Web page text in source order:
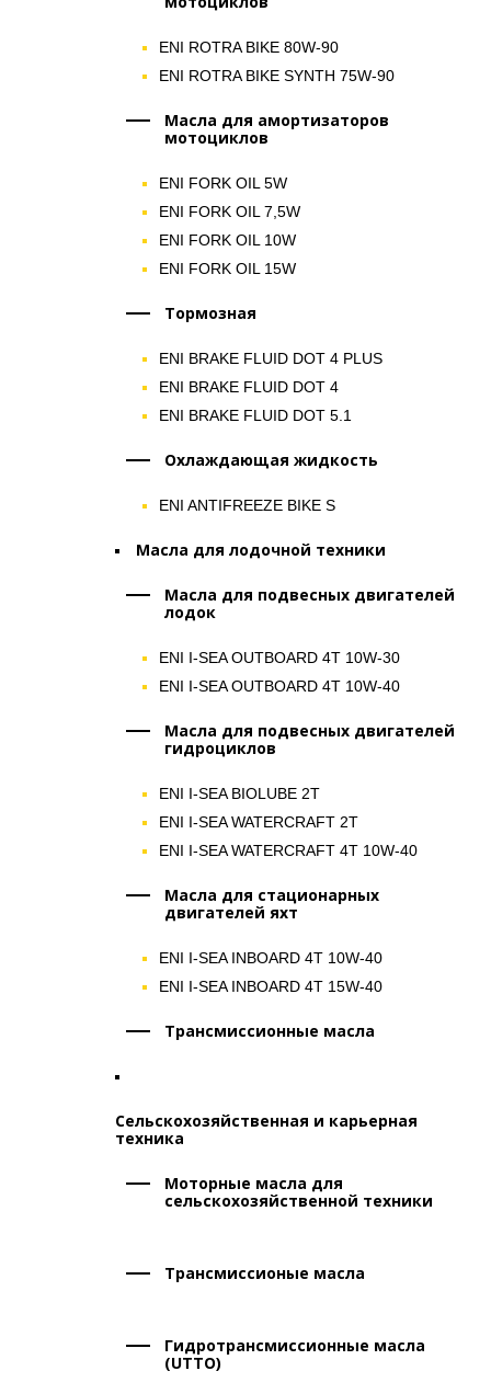
ENI ROTRA BIKE 80W-90
ENI ROTRA BIKE SYNTH 75W-90
Масла для амортизаторов
мотоциклов
ENI FORK OIL 5W
ENI FORK OIL 7,5W
ENI FORK OIL 10W
ENI FORK OIL 15W
Тормозная
ENI BRAKE FLUID DOT 4 PLUS
ENI BRAKE FLUID DOT 4
ENI BRAKE FLUID DOT 5.1
Охлаждающая жидкость
ENI ANTIFREEZE BIKE S
Масла для лодочной техники
Масла для подвесных двигателей
лодок
ENI I-SEA OUTBOARD 4T 10W-30
ENI I-SEA OUTBOARD 4T 10W-40
Масла для подвесных двигателей
гидроциклов
ENI I-SEA BIOLUBE 2T
ENI I-SEA WATERCRAFT 2T
ENI I-SEA WATERCRAFT 4T 10W-40
Масла для стационарных
двигателей яхт
ENI I-SEA INBOARD 4T 10W-40
ENI I-SEA INBOARD 4T 15W-40
Трансмиссионные масла
Сельскохозяйственная и карьерная
техника
Моторные масла для
сельскохозяйственной техники
Трансмиссионые масла
Гидротрансмиссионные масла
(UTTO)